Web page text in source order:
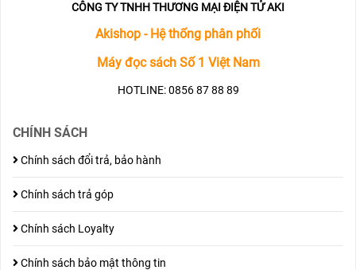
CÔNG TY TNHH THƯƠNG MẠI ĐIỆN TỬ AKI
Akishop - Hệ thống phân phối
Máy đọc sách Số 1 Việt Nam
HOTLINE: 0856 87 88 89
CHÍNH SÁCH
Chính sách đổi trả, bảo hành
Chính sách trả góp
Chính sách Loyalty
Chính sách bảo mật thông tin